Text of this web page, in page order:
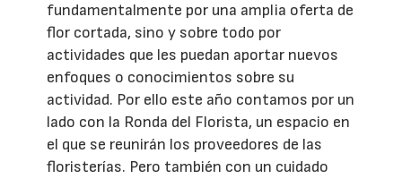
fundamentalmente por una amplia oferta de
flor cortada, sino y sobre todo por
actividades que les puedan aportar nuevos
enfoques o conocimientos sobre su
actividad. Por ello este año contamos por un
lado con la Ronda del Florista, un espacio en
el que se reunirán los proveedores de las
floristerías. Pero también con un cuidado